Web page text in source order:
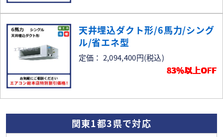
天井埋込ダクト形/6馬力/シング
ル/省エネ型
定価： 2,094,400円(税込)
83％以上OFF
関東1都3県で対応